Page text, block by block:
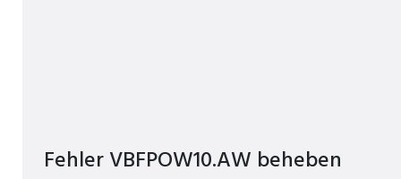
Fehler VBFPOW10.AW beheben